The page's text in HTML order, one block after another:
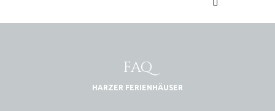
FAQ
HARZER FERIENHÄUSER